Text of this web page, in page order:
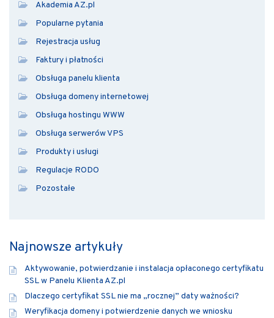
Akademia AZ.pl
Popularne pytania
Rejestracja usług
Faktury i płatności
Obsługa panelu klienta
Obsługa domeny internetowej
Obsługa hostingu WWW
Obsługa serwerów VPS
Produkty i usługi
Regulacje RODO
Pozostałe
Najnowsze artykuły
Aktywowanie, potwierdzanie i instalacja opłaconego certyfikatu
SSL w Panelu Klienta AZ.pl
Dlaczego certyfikat SSL nie ma „rocznej” daty ważności?
Weryfikacja domeny i potwierdzenie danych we wniosku